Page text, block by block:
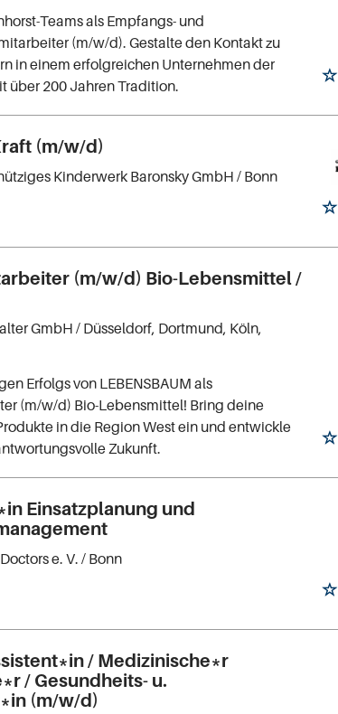
Teams als Empfangs- und
(m/w/d). Gestalte den Kontakt zu
in einem erfolgreichen Unternehmen der
über 200 Jahren Tradition.
(m/w/d)
Kinderwerk Baronsky GmbH / Bonn
(m/w/d) Bio-Lebensmittel /
GmbH / Düsseldorf, Dortmund, Köln,
Erfolgs von LEBENSBAUM als
(m/w/d) Bio-Lebensmittel! Bring deine
in die Region West ein und entwickle
Zukunft.
Einsatzplanung und
e. V. / Bonn
/ Medizinische*r
/ Gesundheits- u.
(m/w/d)